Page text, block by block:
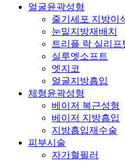
얼굴윤곽성형
줄기세포 지방이
눈밑지방재배치
트리플 락 실리프
실루엣소프트
엣지코
얼굴지방흡입
체형윤곽성형
베이저 복근성형
베이저 지방흡입
지방흡입재수술
피부시술
자가혈필러